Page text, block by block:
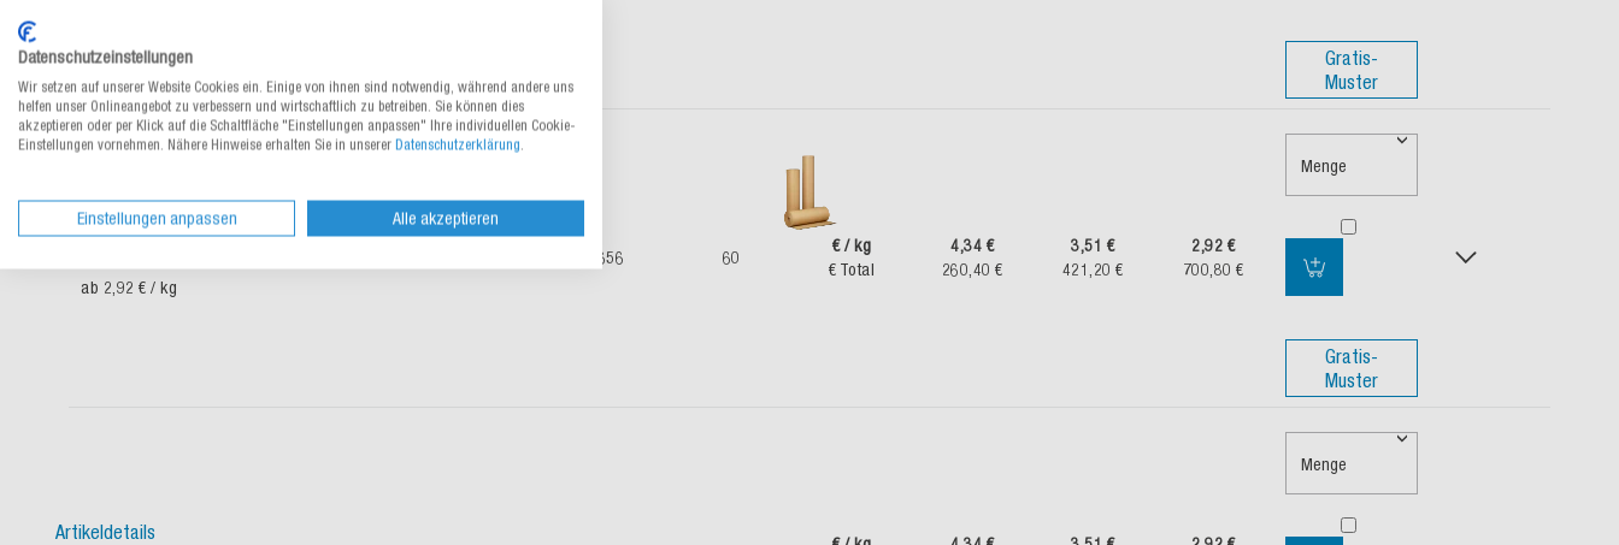
Gratis-
Muster
Artikeldetails
ab 2,92 € / kg
656 60
€ / kg
€ Total
4,34 €
260,40 €
3,51 €
421,20 €
2,92 €
700,80 €
Menge
Gratis-
Muster
Artikeldetails
Menge
Datenschutzeinstellungen
Wir setzen auf unserer Website Cookies ein. Einige von ihnen sind notwendig, während andere uns
helfen unser Onlineangebot zu verbessern und wirtschaftlich zu betreiben. Sie können dies
akzeptieren oder per Klick auf die Schaltfläche "Einstellungen anpassen" Ihre individuellen Cookie-
Einstellungen vornehmen. Nähere Hinweise erhalten Sie in unserer Datenschutzerklärung.
Einstellungen anpassen Alle akzeptieren